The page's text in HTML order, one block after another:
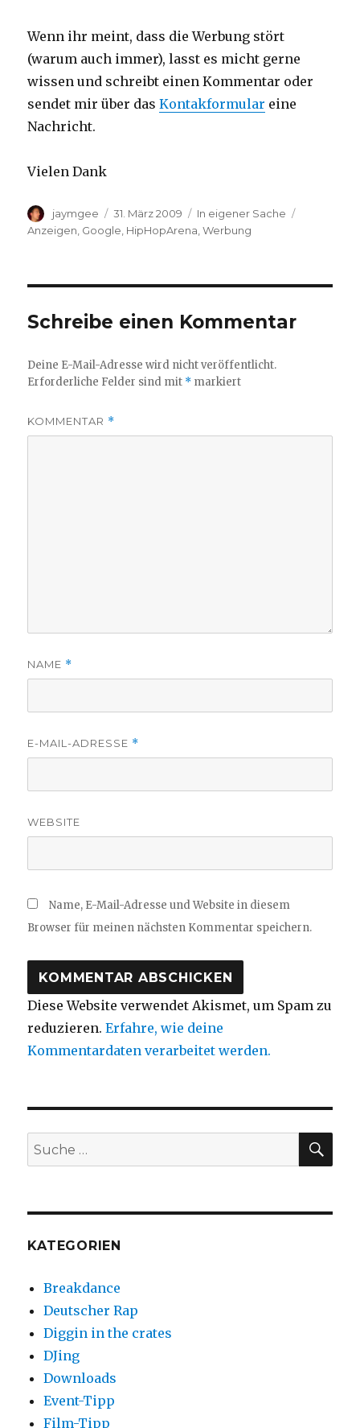
Wenn ihr meint, dass die Werbung stört
(warum auch immer), lasst es micht gerne
wissen und schreibt einen Kommentar oder
sendet mir über dasKontakformular eine
Nachricht.
Vielen Dank
Autor
jaymgee
Veröffentlicht
am
31. März 2009 Kategorien
In eigener Sache
Anzeigen Google HipHopArena ,Werbung
Schreibe einen Kommentar
Deine E-Mail-Adresse wird nicht veröffentlicht.
Erforderliche Felder sind mit * markiert
KOMMENTAR *
NAME *
E-MAIL-ADRESSE *
WEBSITE
Name, E-Mail-Adresse und Website in diesem
Browser für meinen nächsten Kommentar speichern.
Diese Website verwendet Akismet, um Spam zu
reduzieren.Erfahre, wie deine
Kommentardaten verarbeitet werden.
Suche
nach:
KATEGORIEN
Breakdance
Deutscher Rap
Diggin in the crates
DJing
Downloads
Event-Tipp
Film-Tipp